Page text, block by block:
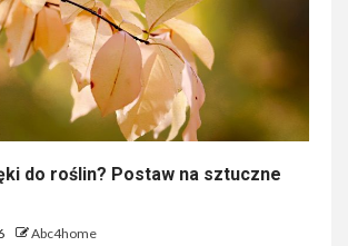
do roślin? Postaw na sztuczne
Abc4home